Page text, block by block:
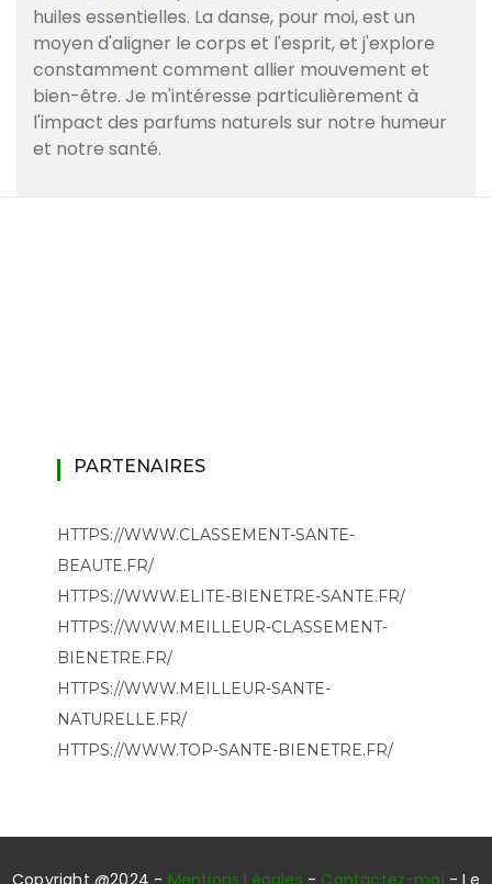
huiles essentielles. La danse, pour moi, est un
moyen d'aligner le corps et l'esprit, et j'explore
constamment comment allier mouvement et
bien-être. Je m'intéresse particulièrement à
l'impact des parfums naturels sur notre humeur
et notre santé.
PARTENAIRES
HTTPS://WWW.CLASSEMENT-SANTE-
BEAUTE.FR/
HTTPS://WWW.ELITE-BIENETRE-SANTE.FR/
HTTPS://WWW.MEILLEUR-CLASSEMENT-
BIENETRE.FR/
HTTPS://WWW.MEILLEUR-SANTE-
NATURELLE.FR/
HTTPS://WWW.TOP-SANTE-BIENETRE.FR/